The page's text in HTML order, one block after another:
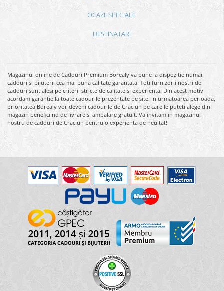
OCAZII SPECIALE
DESTINATARI
Magazinul online de Cadouri Premium Borealy va pune la dispozitie numai
cadouri si bijuterii cea mai buna calitate garantata. Toti furnizorii nostri de
cadouri sunt alesi pe criterii stricte de calitate si experienta. Din acest motiv
acordam garantie la toate cadourile prezentate pe site. In urmatoarea perioada,
prioritatea Borealy vor deveni cadourile de Craciun pe care le puteti alege din
magazin beneficiind de livrare si ambalare gratuit. Va invitam in magazinul
nostru de cadouri de Craciun pentru o experienta de neuitat!